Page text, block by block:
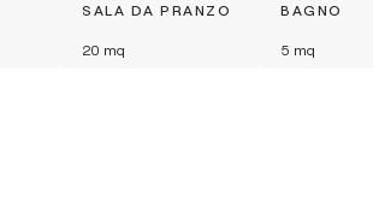
SALA DA PRANZO
20 mq
BAGNO
5 mq